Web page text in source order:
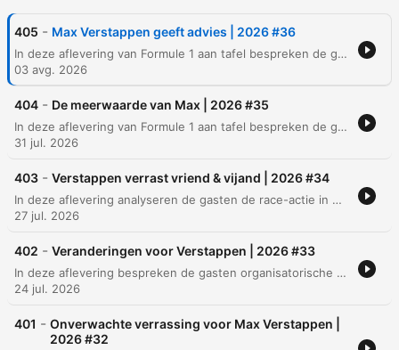
405 - Max Verstappen geeft advies | 2026 #36
In deze aflevering van Formule 1 aan tafel bespreken de gasten de toenemende gewichtstoename van F1-auto's en de impact daarvan op het rijden, evenals de toekomst van George Russell bij Mercedes en de mogelijke overstap naar Audi. Daarnaast wordt er dieper ingegaan op de impact van de budgetcap op de Formule 1, waarbij de financiële ongelijkheid tussen teams en de beperkte updates bij Audi centraal staan. Verder staat het debat over de invloed van financiële middelen op de kansen van jonge coureurs in de autosport centraal. De discussie behandelt ook de communicatiestijl van Max Verstappen als benchmark voor talent, en eindigt met een reactie op geruchten rondom zijn contract en de rol van feiten in de media.
03 avg. 2026
404 - De meerwaarde van Max | 2026 #35
In deze aflevering van Formule 1 aan tafel bespreken de gasten de bijzondere intuïtie van Max Verstappen, waarbij hij technische problemen kan voelen die sensoren niet detecteren. Daarnaast wordt ingegaan op het enorme groeiende publiek van de Formule 1 onder Liberty Media en de mogelijke toekomstige samenwerking tussen F1 en MotoGP. Verder bespreken we de mogelijke integratie van MotoGP en Formule 1, met specifieke aandacht voor plannen in Texas. Ook zijn er updates over Aston Martins nieuwe Honda-motor, de impact op prestaties en de onzekerheden rondom de racekalender door geopolitieke spanningen. Tot slot bespreken we de evolutie van circuits en het afscheid van producer Miek.
31 jul. 2026
403 - Verstappen verrast vriend & vijand | 2026 #34
In deze aflevering analyseren de gasten de race-actie in Hongarije, met een focus op de sterke start van Max Verstappen en de strategische fouten bij Ferrari. Daarnaast wordt de overwinning van Lando Norris besproken, inclusief de discussie rondom teamorders bij McLaren en de technische uitdagingen waar Red Bull mee kampt. Verder gaat het gesprek over de rol van de stewards en recente straffen in de Formule 1, evenals de mogelijke terugkeer van de Grand Prix naar Sepang. De aflevering sluit af met een blik op de zware werkdruk in de racekalender en de emotionele prestatie van Mathieu van der Poel tijdens een recente wielerrace.
27 jul. 2026
402 - Veranderingen voor Verstappen | 2026 #33
In deze aflevering bespreken de gasten organisatorische veranderingen bij Red Bull Racing, waaronder de komst van Tom Hart als opvolger voor Giampiero Lambiaza. Daarnaast wordt de ambitieuze terugkeer van het automerk Spijker naar Le Mans besproken, inclusief de technische en reglementaire uitdagingen die daarbij komen kijken. Verder gaan we in op de technische updates van McLaren en Aston Martin voor de Grand Prix van Hongarije en de rijstijl van Oscar Piastri. Tot slot behandelen we vragen over schadevergoedingen in de Formule 1 en de onrealistische ambities om de Grand Prix naar Assen te halen.
24 jul. 2026
401 - Onverwachte verrassing voor Max Verstappen |
2026 #32